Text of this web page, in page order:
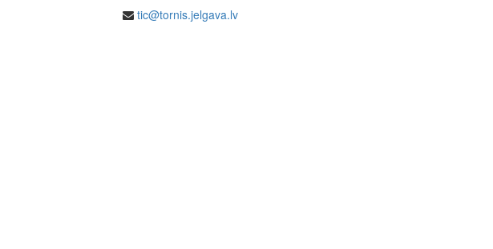
tic@tornis.jelgava.lv